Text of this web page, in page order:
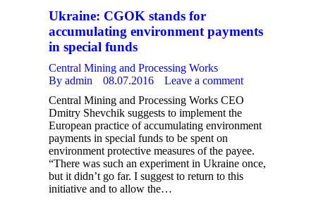
Ukraine: CGOK stands for
accumulating environment payments
in special funds
Central Mining and Processing Works
By admin 08.07.2016
Leave a comment
Central Mining and Processing Works CEO
Dmitry Shevchik suggests to implement the
European practice of accumulating environment
payments in special funds to be spent on
environment protective measures of the payee.
“There was such an experiment in Ukraine once,
but it didn’t go far. I suggest to return to this
initiative and to allow the…